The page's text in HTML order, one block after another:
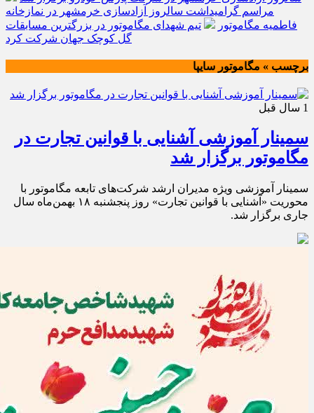
مراسم گرامیداشت سالروز آزادسازی خرمشهر در نمازخانه
فاطمیه مگاموتور
تیم شهدای مگاموتور در بزرگترین مسابقات
گل کوچک جهان شرکت کرد
برچسب » مگاموتور سایپا
1 سال قبل
سمینار آموزشی آشنایی با قوانین تجارت در
مگاموتور برگزار شد
سمینار آموزشی ویژه مدیران ارشد شرکت‌های تابعه مگاموتور با
محوریت «آشنایی با قوانین تجارت» روز پنجشنبه ۱۸ بهمن‌ماه سال
جاری برگزار شد.